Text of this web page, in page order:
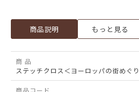
商品説明 もっと見る
商 品
ステッチクロス＜ヨーロッパの街めぐ